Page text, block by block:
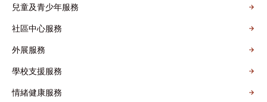
兒童及青少年服務
社區中心服務
外展服務
學校支援服務
情緒健康服務